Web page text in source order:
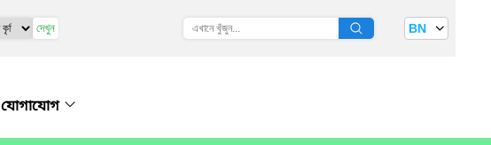
দেখুন BN
যোগাযোগ